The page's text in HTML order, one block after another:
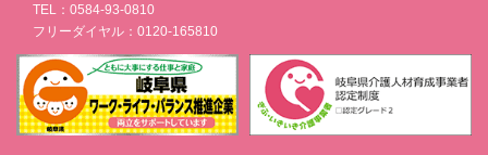
TEL：0584-93-0810
フリーダイヤル：0120-165810